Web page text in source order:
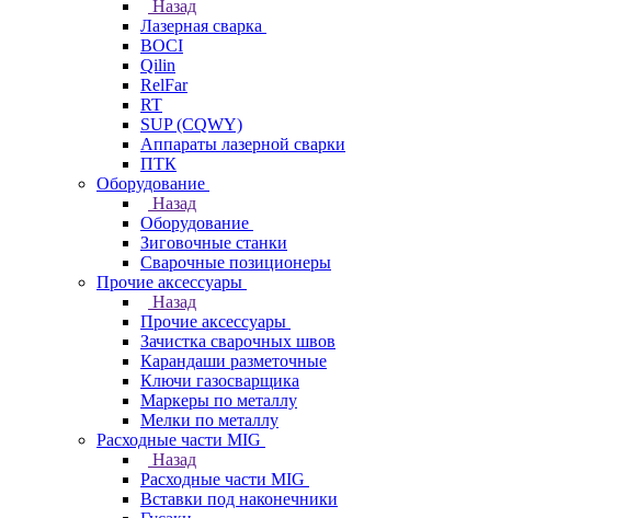
Назад
Лазерная сварка
BOCI
Qilin
RelFar
RT
SUP (CQWY)
Аппараты лазерной сварки
ПТК
Оборудование
Назад
Оборудование
Зиговочные станки
Сварочные позиционеры
Прочие аксессуары
Назад
Прочие аксессуары
Зачистка сварочных швов
Карандаши разметочные
Ключи газосварщика
Маркеры по металлу
Мелки по металлу
Расходные части MIG
Назад
Расходные части MIG
Вставки под наконечники